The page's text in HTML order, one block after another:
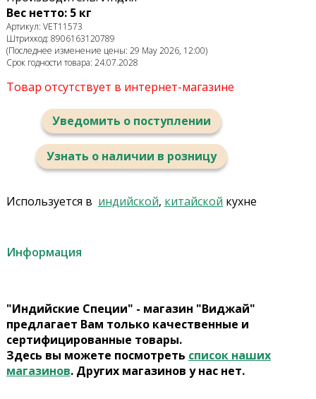
Вес нетто: 5 кг
Артикул: VET11573
Штрихкод: 8906163120789
(Последнее изменение цены: 29 May 2026, 12:00)
Срок годности товара: 24.07.2028
Товар отсутствует в интернет-магазине
Уведомить о поступлении
Узнать о наличии в розницу
Используется в индийской, китайской кухне
Информация
"Индийские Специи" - магазин "Виджай"
предлагает Вам только качественные и
сертифицированные товары.
Здесь вы можете посмотреть список наших
магазинов. Других магазинов у нас нет.